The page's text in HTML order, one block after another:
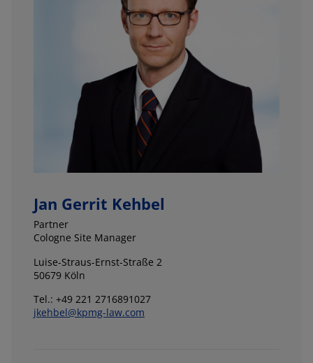
Jan Gerrit Kehbel
Partner
Cologne Site Manager
Luise-Straus-Ernst-Straße 2
50679 Köln
Tel.: +49 221 2716891027
jkehbel@kpmg-law.com